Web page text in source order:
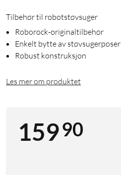
Tilbehør til robotstøvsuger
Roborock-originaltilbehør
Enkelt bytte av støvsugerposer
Robust konstruksjon
Les mer om produktet
15990